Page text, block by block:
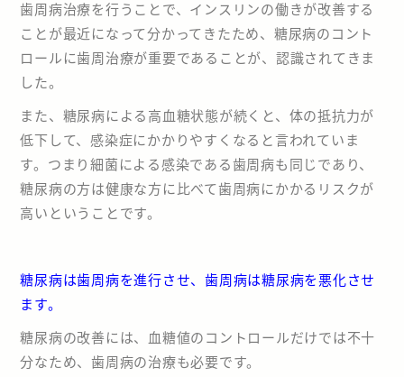
歯周病治療を行うことで、インスリンの働きが改善する
ことが最近になって分かってきたため、糖尿病のコント
ロールに歯周治療が重要であることが、認識されてきま
した。
また、糖尿病による高血糖状態が続くと、体の抵抗力が
低下して、感染症にかかりやすくなると言われていま
す。つまり細菌による感染である歯周病も同じであり、
糖尿病の方は健康な方に比べて歯周病にかかるリスクが
高いということです。
糖尿病は歯周病を進行させ、歯周病は糖尿病を悪化させ
ます。
糖尿病の改善には、血糖値のコントロールだけでは不十
分なため、歯周病の治療も必要です。